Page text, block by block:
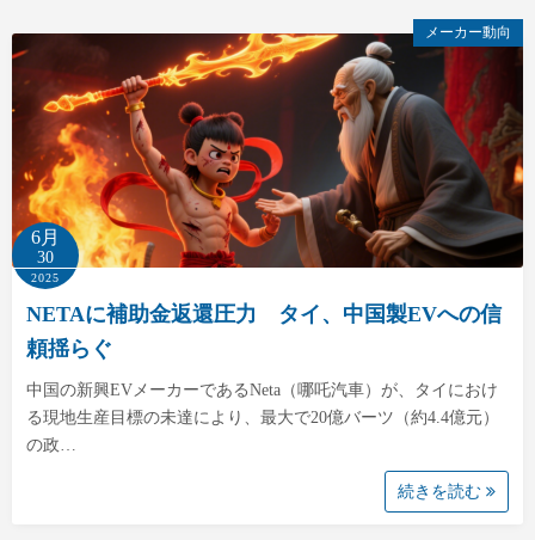
メーカー動向
6月
30
2025
NETAに補助金返還圧力 タイ、中国製EVへの信
頼揺らぐ
中国の新興EVメーカーであるNeta（哪吒汽車）が、タイにおけ
る現地生産目標の未達により、最大で20億バーツ（約4.4億元）
の政…
続きを読む